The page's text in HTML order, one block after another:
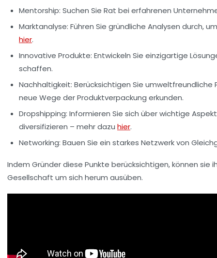
Mentorship: Suchen Sie Rat bei erfahrenen
Marktanalyse: Führen Sie gründliche Analysen durch,
hier.
Innovative Produkte: Entwickeln Sie einzigartige
schaffen.
Nachhaltigkeit: Berücksichtigen Sie umweltfreundliche
neue Wege der Produktverpackung erkunden.
Dropshipping: Informieren Sie sich über wichtige
diversifizieren – mehr dazu hier.
Networking: Bauen Sie ein starkes Netzwerk von
Indem Gründer diese Punkte berücksichtigen, können
Gesellschaft um sich herum ausüben.